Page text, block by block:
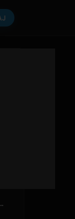
by m-flo's ☆Taku Takahashi